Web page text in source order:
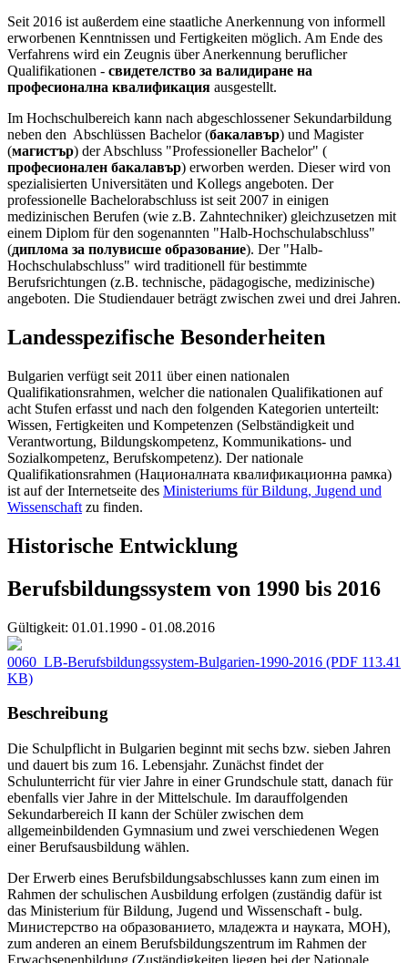
Seit 2016 ist außerdem eine staatliche Anerkennung von informell
erworbenen Kenntnissen und Fertigkeiten möglich. Am Ende des
Verfahrens wird ein Zeugnis über Anerkennung beruflicher
Qualifikationen - свидетелство за валидиране на
професионална квалификация ausgestellt.
Im Hochschulbereich kann nach abgeschlossener Sekundarbildung
neben den Abschlüssen Bachelor (бакалавър) und Magister
(магистър) der Abschluss "Professioneller Bachelor" (
професионален бакалавър) erworben werden. Dieser wird von
spezialisierten Universitäten und Kollegs angeboten. Der
professionelle Bachelorabschluss ist seit 2007 in einigen
medizinischen Berufen (wie z.B. Zahntechniker) gleichzusetzen mit
einem Diplom für den sogenannten "Halb-Hochschulabschluss"
(диплома за полувисше образование). Der "Halb-
Hochschulabschluss" wird traditionell für bestimmte
Berufsrichtungen (z.B. technische, pädagogische, medizinische)
angeboten. Die Studiendauer beträgt zwischen zwei und drei Jahren.
Landesspezifische Besonderheiten
Bulgarien verfügt seit 2011 über einen nationalen
Qualifikationsrahmen, welcher die nationalen Qualifikationen auf
acht Stufen erfasst und nach den folgenden Kategorien unterteilt:
Wissen, Fertigkeiten und Kompetenzen (Selbständigkeit und
Verantwortung, Bildungskompetenz, Kommunikations- und
Sozialkompetenz, Berufskompetenz). Der nationale
Qualifikationsrahmen (Националната квалификационна рамка)
ist auf der Internetseite des Ministeriums für Bildung, Jugend und
Wissenschaft zu finden.
Historische Entwicklung
Berufsbildungssystem von 1990 bis 2016
Gültigkeit: 01.01.1990 - 01.08.2016
0060_LB-Berufsbildungssystem-Bulgarien-1990-2016 (PDF 113.41
KB)
Beschreibung
Die Schulpflicht in Bulgarien beginnt mit sechs bzw. sieben Jahren
und dauert bis zum 16. Lebensjahr. Zunächst findet der
Schulunterricht für vier Jahre in einer Grundschule statt, danach für
ebenfalls vier Jahre in der Mittelschule. Im darauffolgenden
Sekundarbereich II kann der Schüler zwischen dem
allgemeinbildenden Gymnasium und zwei verschiedenen Wegen
einer Berufsausbildung wählen.
Der Erwerb eines Berufsbildungsabschlusses kann zum einen im
Rahmen der schulischen Ausbildung erfolgen (zuständig dafür ist
das Ministerium für Bildung, Jugend und Wissenschaft - bulg.
Министерство на образованието, младежта и науката, MOH),
zum anderen an einem Berufsbildungszentrum im Rahmen der